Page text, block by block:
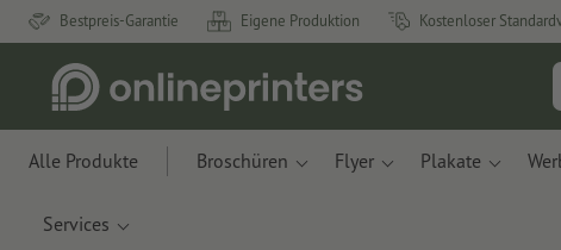
Bestpreis-Garantie Eigene Produktion Kostenloser
Alle Produkte Broschüren Flyer Plakate
Services